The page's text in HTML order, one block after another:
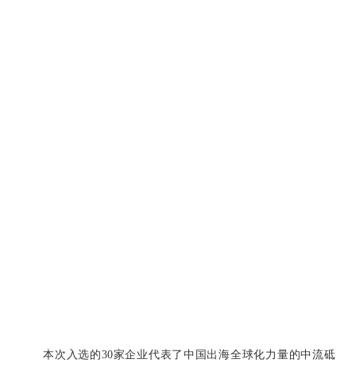
本次入选的30家企业代表了中国出海全球化力量的中流砥